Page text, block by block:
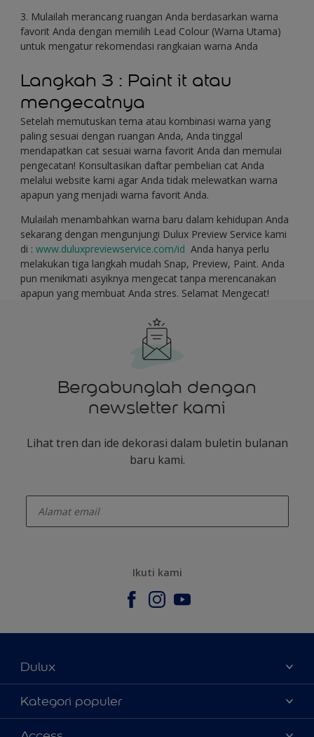
3. Mulailah merancang ruangan Anda berdasarkan warna
favorit Anda dengan memilih Lead Colour (Warna Utama)
untuk mengatur rekomendasi rangkaian warna Anda
Langkah 3 : Paint it atau
mengecatnya
Setelah memutuskan tema atau kombinasi warna yang
paling sesuai dengan ruangan Anda, Anda tinggal
mendapatkan cat sesuai warna favorit Anda dan memulai
pengecatan! Konsultasikan daftar pembelian cat Anda
melalui website kami agar Anda tidak melewatkan warna
apapun yang menjadi warna favorit Anda.
Mulailah menambahkan warna baru dalam kehidupan Anda
sekarang dengan mengunjungi Dulux Preview Service kami
di : www.duluxpreviewservice.com/id Anda hanya perlu
melakukan tiga langkah mudah Snap, Preview, Paint. Anda
pun menikmati asyiknya mengecat tanpa merencanakan
apapun yang membuat Anda stres. Selamat Mengecat!
Bergabunglah dengan
newsletter kami
Lihat tren dan ide dekorasi dalam buletin bulanan
baru kami.
Ikuti kami
Dulux
Tentang Kami
Contact us
Kategori populer
Warna